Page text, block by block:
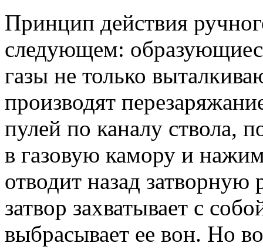
Принцип действия
следующем:
газы не только
производят
пулей по каналу ствола,
в газовую камору и
отводит назад
затвор захватывает с
выбрасывает ее вон. Но